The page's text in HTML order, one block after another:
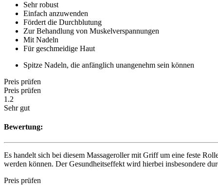
Sehr robust
Einfach anzuwenden
Fördert die Durchblutung
Zur Behandlung von Muskelverspannungen
Mit Nadeln
Für geschmeidige Haut
Spitze Nadeln, die anfänglich unangenehm sein können
Preis prüfen
Preis prüfen
1.2
Sehr gut
Bewertung:
Es handelt sich bei diesem Massageroller mit Griff um eine feste
werden können. Der Gesundheitseffekt wird hierbei insbesondere
Preis prüfen